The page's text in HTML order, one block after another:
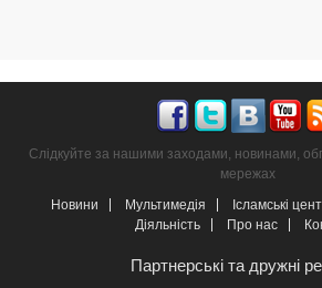
Слідкуйте за нашими заходами, новинами,
мережах
Новини
Мультимедія Ісламські
Діяльність
Про нас
Партнерські та дружні